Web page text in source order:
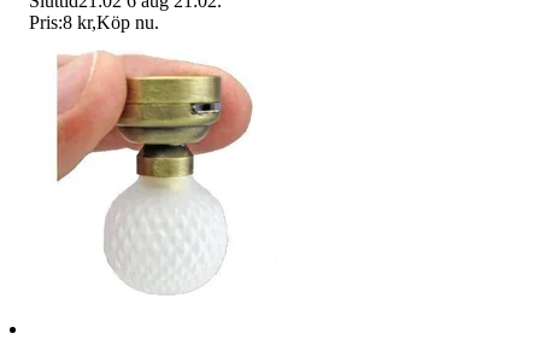
Pris:8 kr,Köp nu.